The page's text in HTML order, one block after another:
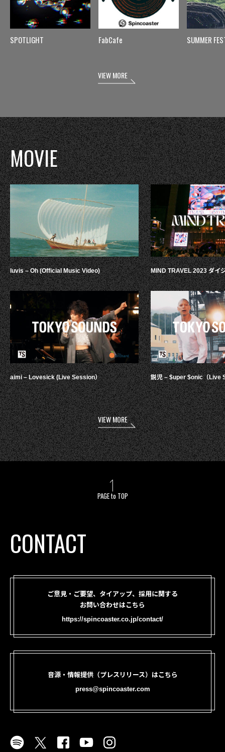
SPOTLIGHT FabCafe SUMMER
VIEW MORE
MOVIE
luvis – Oh (Official Music Video)
aimi – Lovesick (Live Session）
MIND TRAVEL 2023 ダイ
鋭児 – $uper $onic（Live
VIEW MORE
PAGE to TOP
CONTACT
ご意見・ご要望、タイアップ、採用に関する
お問い合わせはこちら
https://spincoaster.co.jp/contact/
音源・情報提供（プレスリリース）はこちら
press@spincoaster.com